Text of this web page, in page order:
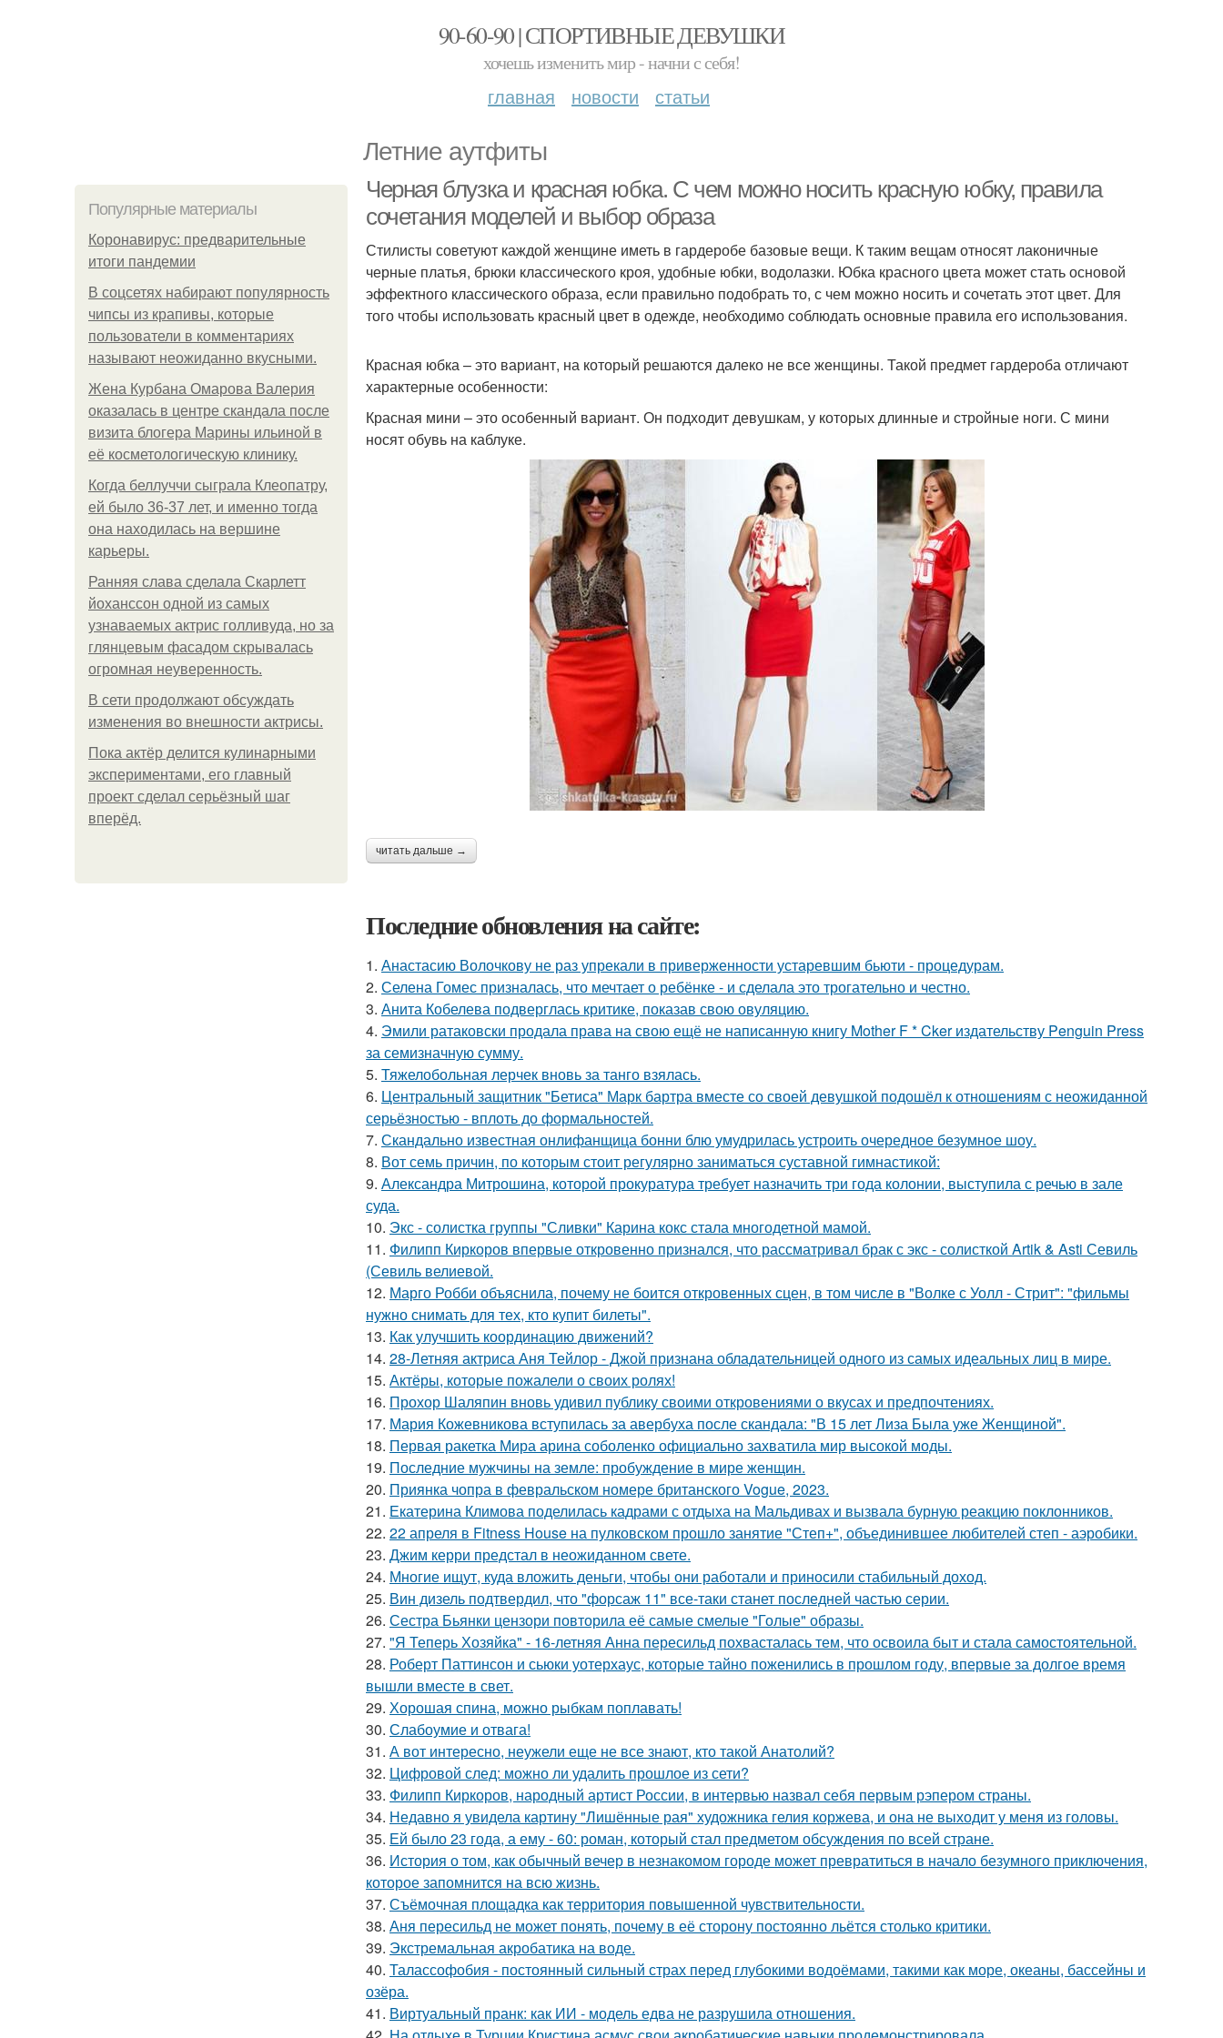
90-60-90 | СПОРТИВНЫЕ ДЕВУШКИ
хочешь изменить мир - начни с себя!
главная новости статьи
Летние аутфиты
Популярные материалы
Коронавирус: предварительные
итоги пандемии
В соцсетях набирают популярность
чипсы из крапивы, которые
пользователи в комментариях
называют неожиданно вкусными.
Жена Курбана Омарова Валерия
оказалась в центре скандала после
визита блогера Марины ильиной в
её косметологическую клинику.
Когда беллуччи сыграла Клеопатру,
ей было 36-37 лет, и именно тогда
она находилась на вершине
карьеры.
Ранняя слава сделала Скарлетт
йоханссон одной из самых
узнаваемых актрис голливуда, но за
глянцевым фасадом скрывалась
огромная неуверенность.
В сети продолжают обсуждать
изменения во внешности актрисы.
Пока актёр делится кулинарными
экспериментами, его главный
проект сделал серьёзный шаг
вперёд.
Черная блузка и красная юбка. С чем можно носить красную юбку, правила
сочетания моделей и выбор образа
Стилисты советуют каждой женщине иметь в гардеробе базовые вещи. К таким вещам относят лаконичные
черные платья, брюки классического кроя, удобные юбки, водолазки. Юбка красного цвета может стать основой
эффектного классического образа, если правильно подобрать то, с чем можно носить и сочетать этот цвет. Для
того чтобы использовать красный цвет в одежде, необходимо соблюдать основные правила его использования.
Красная юбка – это вариант, на который решаются далеко не все женщины. Такой предмет гардероба отличают
характерные особенности:
Красная мини – это особенный вариант. Он подходит девушкам, у которых длинные и стройные ноги. С мини
носят обувь на каблуке.
читать дальше →
Последние обновления на сайте:
1. Анастасию Волочкову не раз упрекали в приверженности устаревшим бьюти - процедурам.
2. Селена Гомес призналась, что мечтает о ребёнке - и сделала это трогательно и честно.
3. Анита Кобелева подверглась критике, показав свою овуляцию.
4. Эмили ратаковски продала права на свою ещё не написанную книгу Mother F * Cker издательству Penguin Press
за семизначную сумму.
5. Тяжелобольная лерчек вновь за танго взялась.
6. Центральный защитник "Бетиса" Марк бартра вместе со своей девушкой подошёл к отношениям с неожиданной
серьёзностью - вплоть до формальностей.
7. Скандально известная онлифанщица бонни блю умудрилась устроить очередное безумное шоу.
8. Вот семь причин, по которым стоит регулярно заниматься суставной гимнастикой:
9. Александра Митрошина, которой прокуратура требует назначить три года колонии, выступила с речью в зале
суда.
10. Экс - солистка группы "Сливки" Карина кокс стала многодетной мамой.
11. Филипп Киркоров впервые откровенно признался, что рассматривал брак с экс - солисткой Artik & Asti Севиль
(Севиль велиевой.
12. Марго Робби объяснила, почему не боится откровенных сцен, в том числе в "Волке с Уолл - Стрит": "фильмы
нужно снимать для тех, кто купит билеты".
13. Как улучшить координацию движений?
14. 28-Летняя актриса Аня Тейлор - Джой признана обладательницей одного из самых идеальных лиц в мире.
15. Актёры, которые пожалели о своих ролях!
16. Прохор Шаляпин вновь удивил публику своими откровениями о вкусах и предпочтениях.
17. Мария Кожевникова вступилась за авербуха после скандала: "В 15 лет Лиза Была уже Женщиной".
18. Первая ракетка Мира арина соболенко официально захватила мир высокой моды.
19. Последние мужчины на земле: пробуждение в мире женщин.
20. Приянка чопра в февральском номере британского Vogue, 2023.
21. Екатерина Климова поделилась кадрами с отдыха на Мальдивах и вызвала бурную реакцию поклонников.
22. 22 апреля в Fitness House на пулковском прошло занятие "Степ+", объединившее любителей степ - аэробики.
23. Джим керри предстал в неожиданном свете.
24. Многие ищут, куда вложить деньги, чтобы они работали и приносили стабильный доход.
25. Вин дизель подтвердил, что "форсаж 11" все-таки станет последней частью серии.
26. Сестра Бьянки цензори повторила её самые смелые "Голые" образы.
27. "Я Теперь Хозяйка" - 16-летняя Анна пересильд похвасталась тем, что освоила быт и стала самостоятельной.
28. Роберт Паттинсон и сьюки уотерхаус, которые тайно поженились в прошлом году, впервые за долгое время
вышли вместе в свет.
29. Хорошая спина, можно рыбкам поплавать!
30. Слабоумие и отвага!
31. А вот интересно, неужели еще не все знают, кто такой Анатолий?
32. Цифровой след: можно ли удалить прошлое из сети?
33. Филипп Киркоров, народный артист России, в интервью назвал себя первым рэпером страны.
34. Недавно я увидела картину "Лишённые рая" художника гелия коржева, и она не выходит у меня из головы.
35. Ей было 23 года, а ему - 60: роман, который стал предметом обсуждения по всей стране.
36. История о том, как обычный вечер в незнакомом городе может превратиться в начало безумного приключения,
которое запомнится на всю жизнь.
37. Съёмочная площадка как территория повышенной чувствительности.
38. Аня пересильд не может понять, почему в её сторону постоянно льётся столько критики.
39. Экстремальная акробатика на воде.
40. Талассофобия - постоянный сильный страх перед глубокими водоёмами, такими как море, океаны, бассейны и
озёра.
41. Виртуальный пранк: как ИИ - модель едва не разрушила отношения.